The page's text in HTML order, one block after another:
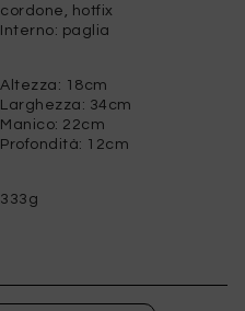
cordone, hotfix
Interno: paglia
Altezza: 18cm
Larghezza: 34cm
Manico: 22cm
Profondità: 12cm
333g